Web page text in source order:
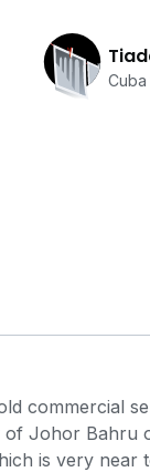
commercial
of Johor
is very near